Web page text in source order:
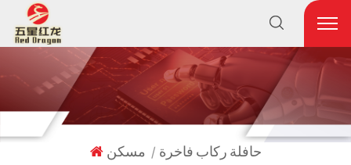
مسكن | حافلة ركاب فاخرة